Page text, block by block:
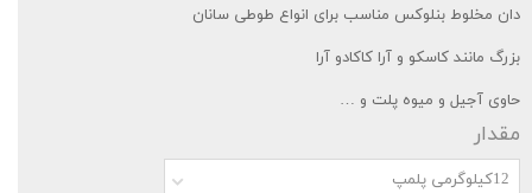
دان مخلوط بنلوکس مناسب برای انواع طوطی سانان
بزرگ مانند کاسکو و آرا کاکادو آرا
حاوی آجیل و میوه پلت و …
مقدار
12کیلوگرمی پلمپ